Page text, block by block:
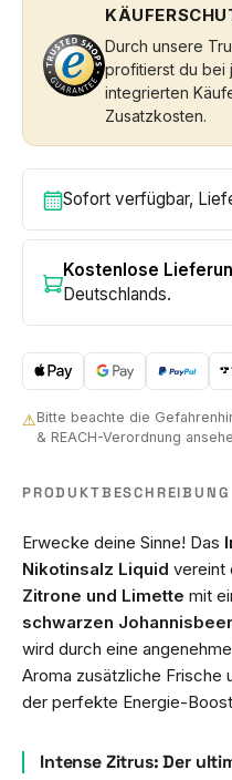
Durch unsere
profitierst du bei
integrierten
Zusatzkosten.
Sofort verfügbar,
Kostenlose
Deutschlands.
⚠Bitte beachte die
& REACH-Verordnung
PRODUKTBESCHREIBUNG
Erwecke deine Sinne! Das
Nikotinsalz Liquid vereint
Zitrone und Limette mit
schwarzen
wird durch eine
Aroma zusätzliche Frische
der perfekte Energie-
Intense Zitrus: Der